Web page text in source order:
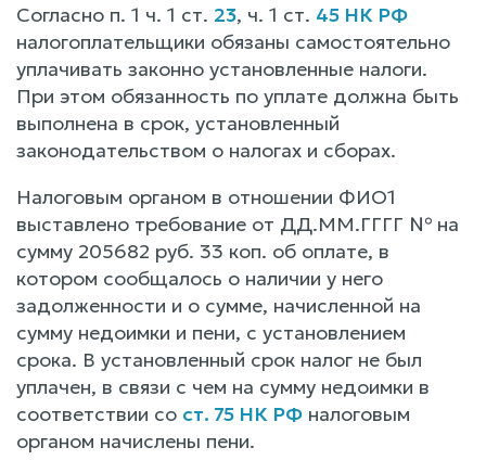
Согласно п. 1 ч. 1 ст. 23, ч. 1 ст. 45 НК РФ
налогоплательщики обязаны самостоятельно
уплачивать законно установленные налоги.
При этом обязанность по уплате должна быть
выполнена в срок, установленный
законодательством о налогах и сборах.
Налоговым органом в отношении ФИО1
выставлено требование от ДД.ММ.ГГГГ № на
сумму 205682 руб. 33 коп. об оплате, в
котором сообщалось о наличии у него
задолженности и о сумме, начисленной на
сумму недоимки и пени, с установлением
срока. В установленный срок налог не был
уплачен, в связи с чем на сумму недоимки в
соответствии со ст. 75 НК РФ налоговым
органом начислены пени.